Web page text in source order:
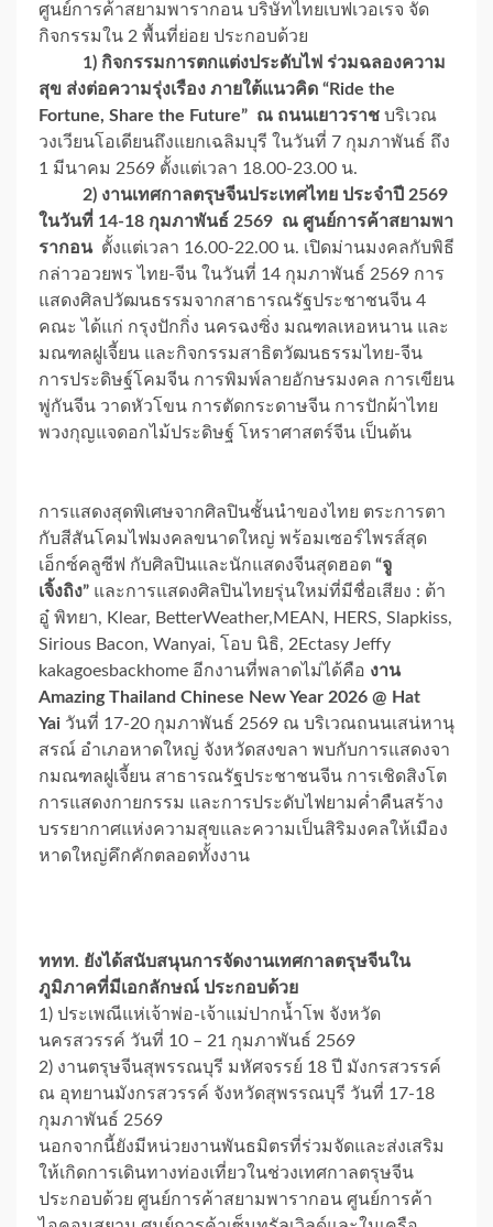
ศูนย์การค้าสยามพารากอน บริษัทไทยเบฟเวอเรจ จัด
กิจกรรมใน 2 พื้นที่ย่อย ประกอบด้วย
1) กิจกรรมการตกแต่งประดับไฟ ร่วมฉลองความ
สุข ส่งต่อความรุ่งเรือง ภายใต้แนวคิด “Ride the
Fortune, Share the Future” ณ ถนนเยาวราช บริเวณ
วงเวียนโอเดียนถึงแยกเฉลิมบุรี ในวันที่ 7 กุมภาพันธ์ ถึง
1 มีนาคม 2569 ตั้งแต่เวลา 18.00-23.00 น.
2) งานเทศกาลตรุษจีนประเทศไทย ประจำปี 2569
ในวันที่ 14-18 กุมภาพันธ์ 2569 ณ ศูนย์การค้าสยามพา
รากอนตั้งแต่เวลา 16.00-22.00 น. เปิดม่านมงคลกับพิธี
กล่าวอวยพร ไทย-จีน ในวันที่ 14 กุมภาพันธ์ 2569 การ
แสดงศิลปวัฒนธรรมจากสาธารณรัฐประชาชนจีน 4
คณะ ได้แก่ กรุงปักกิ่ง นครฉงซิ่ง มณฑลเหอหนาน และ
มณฑลฝูเจี้ยน และกิจกรรมสาธิตวัฒนธรรมไทย-จีน
การประดิษฐ์โคมจีน การพิมพ์ลายอักษรมงคล การเขียน
พู่กันจีน วาดหัวโขน การตัดกระดาษจีน การปักผ้าไทย
พวงกุญแจดอกไม้ประดิษฐ์ โหราศาสตร์จีน เป็นต้น
การแสดงสุดพิเศษจากศิลปินชั้นนำของไทย ตระการตา
กับสีสันโคมไฟมงคลขนาดใหญ่ พร้อมเซอร์ไพรส์สุด
เอ็กซ์คลูซีฟ กับศิลปินและนักแสดงจีนสุดฮอต “จู
เจิ้งถิง” และการแสดงศิลปินไทยรุ่นใหม่ที่มีชื่อเสียง : ต้า
อู๋ พิทยา, Klear, BetterWeather,MEAN, HERS, Slapkiss,
Sirious Bacon, Wanyai, โอบ นิธิ, 2Ectasy Jeffy
kakagoesbackhome อีกงานที่พลาดไม่ได้คือ งาน
Amazing Thailand Chinese New Year 2026 @ Hat
Yai วันที่ 17-20 กุมภาพันธ์ 2569 ณ บริเวณถนนเสน่หานุ
สรณ์ อำเภอหาดใหญ่ จังหวัดสงขลา พบกับการแสดงจา
กมณฑลฝูเจี้ยน สาธารณรัฐประชาชนจีน การเชิดสิงโต
การแสดงกายกรรม และการประดับไฟยามค่ำคืนสร้าง
บรรยากาศแห่งความสุขและความเป็นสิริมงคลให้เมือง
หาดใหญ่คึกคักตลอดทั้งงาน
ททท. ยังได้สนับสนุนการจัดงานเทศกาลตรุษจีนใน
ภูมิภาคที่มีเอกลักษณ์ ประกอบด้วย
1) ประเพณีแห่เจ้าพ่อ-เจ้าแม่ปากน้ำโพ จังหวัด
นครสวรรค์ วันที่ 10 – 21 กุมภาพันธ์ 2569
2) งานตรุษจีนสุพรรณบุรี มหัศจรรย์ 18 ปี มังกรสวรรค์
ณ อุทยานมังกรสวรรค์ จังหวัดสุพรรณบุรี วันที่ 17-18
กุมภาพันธ์ 2569
นอกจากนี้ยังมีหน่วยงานพันธมิตรที่ร่วมจัดและส่งเสริม
ให้เกิดการเดินทางท่องเที่ยวในช่วงเทศกาลตรุษจีน
ประกอบด้วย ศูนย์การค้าสยามพารากอน ศูนย์การค้า